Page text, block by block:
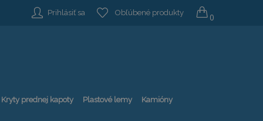
Prihlásiť sa Obľúbené produkty 0
Kryty prednej kapoty Plastové lemy Kamióny